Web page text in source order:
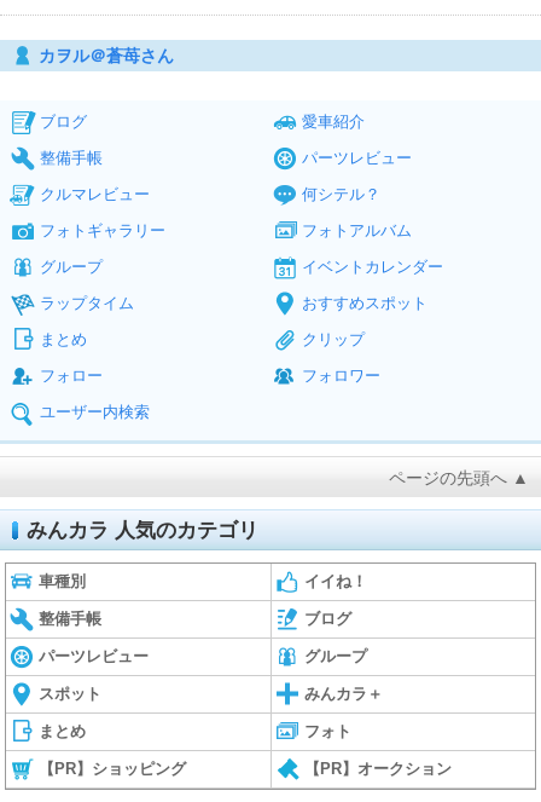
カヲル＠蒼苺さん
ブログ
愛車紹介
整備手帳
パーツレビュー
クルマレビュー
何シテル？
フォトギャラリー
フォトアルバム
グループ
イベントカレンダー
ラップタイム
おすすめスポット
まとめ
クリップ
フォロー
フォロワー
ユーザー内検索
ページの先頭へ ▲
みんカラ 人気のカテゴリ
車種別 イイね！
整備手帳 ブログ
パーツレビュー グループ
スポット みんカラ＋
まとめ フォト
【PR】ショッピング 【PR】オークション